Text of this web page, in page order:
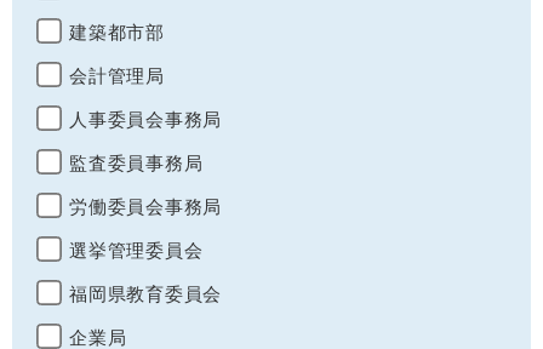
建築都市部
会計管理局
人事委員会事務局
監査委員事務局
労働委員会事務局
選挙管理委員会
福岡県教育委員会
企業局